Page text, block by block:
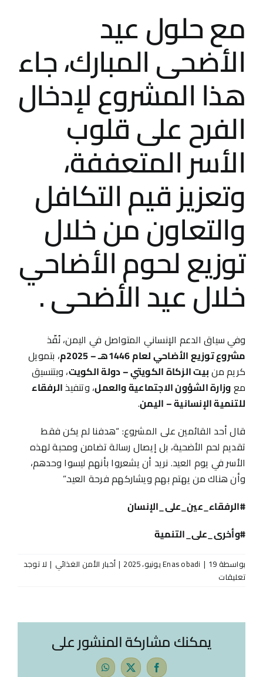
مع حلول عيد
الأضحى المبارك، جاء
هذا المشروع لإدخال
الفرح على قلوب
الأسر المتعففة،
وتعزيز قيم التكافل
والتعاون من خلال
توزيع لحوم الأضاحي
خلال عيد الأضحى .
وفي سياق الدعم الإنساني المتواصل في اليمن، نُفّذ
مشروع توزيع الأضاحي لعام 1446هـ – 2025م
، بتمويل
كريم منبيت الزكاة الكويتي – دولة الكويت، وبتنسيق
معوزارة الشؤون الاجتماعية والعمل، وتنفيذالرفقاء
للتنمية الإنسانية – اليمن.
قال أحد القائمين على المشروع: “هدفنا لم يكن فقط
تقديم لحم الأضحية، بل إيصال رسالة تضامن ومحبة لهذه
الأسر في يوم العيد. نريد أن يشعروا بأنهم ليسوا وحدهم،
وأن هناك من يهتم بهم ويشاركهم فرحة العيد.”
#الرفقاء_عين_على_الإنسان
#وأخرى_على_التنمية
بواسطة Enas obadi | 19 يونيو، 2025 | أخبار الأمن الغذائي | لا توجد
تعليقات
يمكنك مشاركة المنشور على
Facebook
X
WhatsApp